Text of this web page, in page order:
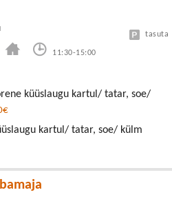
11:30-15:00
tasuta
küüslaugu kartul/ tatar, soe/
kartul/ tatar, soe/ külm